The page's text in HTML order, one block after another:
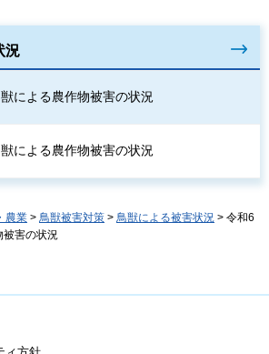
況
による農作物被害の状況
による農作物被害の状況
農業 > 鳥獣被害対策 > 鳥獣による被害状況 > 令和6
害の状況